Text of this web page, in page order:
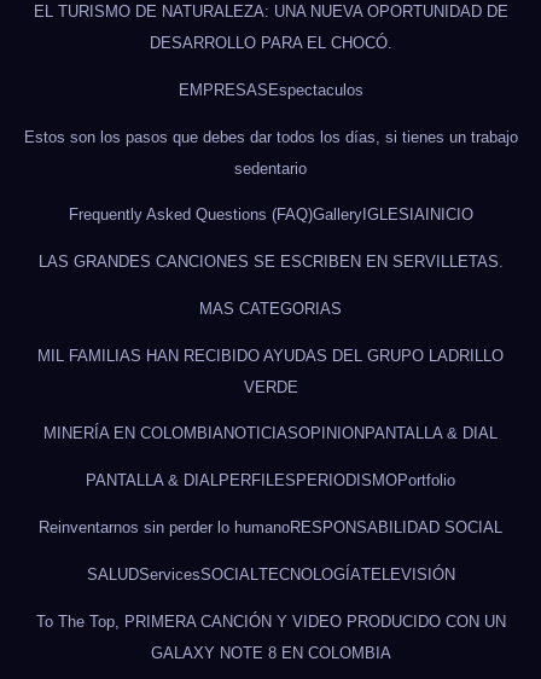
EL TURISMO DE NATURALEZA: UNA NUEVA OPORTUNIDAD DE
DESARROLLO PARA EL CHOCÓ.
EMPRESASEspectaculos
Estos son los pasos que debes dar todos los días, si tienes un trabajo
sedentario
Frequently Asked Questions (FAQ)GalleryIGLESIAINICIO
LAS GRANDES CANCIONES SE ESCRIBEN EN SERVILLETAS.
MAS CATEGORIAS
MIL FAMILIAS HAN RECIBIDO AYUDAS DEL GRUPO LADRILLO
VERDE
MINERÍA EN COLOMBIANOTICIASOPINION PANTALLA & DIAL
PANTALLA & DIALPERFILES PERIODISMOPortfolio
Reinventarnos sin perder lo humanoRESPONSABILIDAD SOCIAL
SALUDServicesSOCIAL TECNOLOGÍATELEVISIÓN
To The Top, PRIMERA CANCIÓN Y VIDEO PRODUCIDO CON UN
GALAXY NOTE 8 EN COLOMBIA